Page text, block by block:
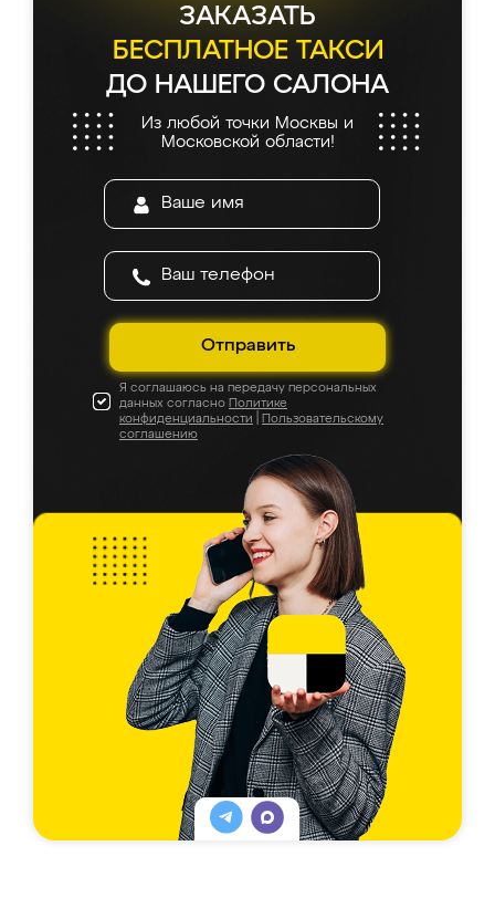
ЗАКАЗАТЬ
БЕСПЛАТНОЕ ТАКСИ
ДО НАШЕГО САЛОНА
Из любой точки Москвы и
Московской области!
Отправить
Я соглашаюсь на передачу персональных
данных согласно Политике
конфиденциальности
Пользовательскому
соглашению